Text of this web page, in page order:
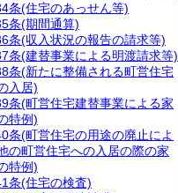
条(住宅のあっせん等)
条(期間通算)
条(収入状況の報告の請求等)
条(建替事業による明渡請求等)
条(新たに整備される町営住宅
入居)
条(町営住宅建替事業による家
特例)
条(町営住宅の用途の廃止によ
の町営住宅への入居の際の家
特例)
条(住宅の検査)